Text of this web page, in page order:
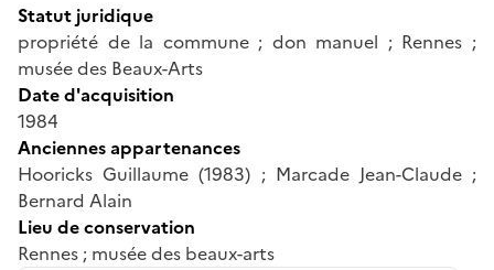
Statut juridique
propriété de la commune ; don manuel ; Rennes ;
musée des Beaux-Arts
Date d'acquisition
1984
Anciennes appartenances
Hooricks Guillaume (1983) ; Marcade Jean-Claude ;
Bernard Alain
Lieu de conservation
Rennes ; musée des beaux-arts